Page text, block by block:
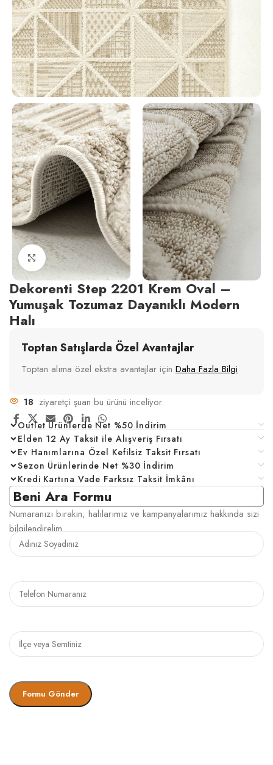
Click to enlarge
Dekorenti Step 2201 Krem Oval –
Yumuşak Tozumaz Dayanıklı Modern
Halı
Toptan Satışlarda Özel Avantajlar
Toptan alıma özel ekstra avantajlar için Daha Fazla Bilgi
18 ziyaretçi şuan bu ürünü inceliyor.
Outlet Ürünlerde Net %50 İndirim
Elden 12 Ay Taksit ile Alışveriş Fırsatı
Ev Hanımlarına Özel Kefilsiz Taksit Fırsatı
Sezon Ürünlerinde Net %30 İndirim
Kredi Kartına Vade Farksız Taksit İmkânı
Beni Ara Formu
Numaranızı bırakın, halılarımız ve kampanyalarımız hakkında sizi
bilgilendirelim.